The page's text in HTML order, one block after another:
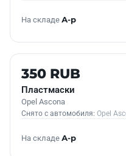
На складе А-р
Б/У В НАЛИЧИИ
350 RUB
Пластмаски
Opel Ascona
Снято с автомобиля: Opel
На складе А-р